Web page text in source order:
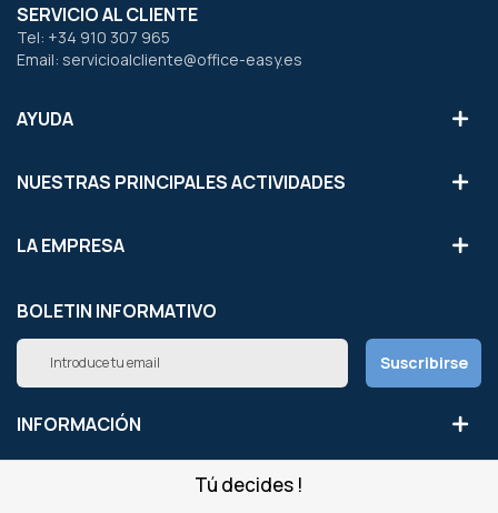
Tú decides !
SERVICIO AL CLIENTE
Tel: +34 910 307 965
Email: servicioalcliente@office-easy.es
AYUDA
NUESTRAS PRINCIPALES ACTIVIDADES
LA EMPRESA
BOLETIN INFORMATIVO
Inscríbete
nuestro
boletín
de
noticias:
Suscribirse
INFORMACIÓN